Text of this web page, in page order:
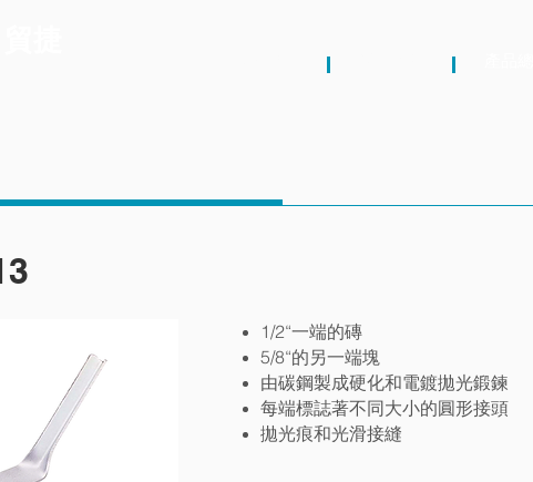
1/2“一端的磚
5/8“的另一端塊
由碳鋼製成硬化和電鍍拋光鍛鍊
每端標誌著不同大小的圓形接頭
拋光痕和光滑接縫